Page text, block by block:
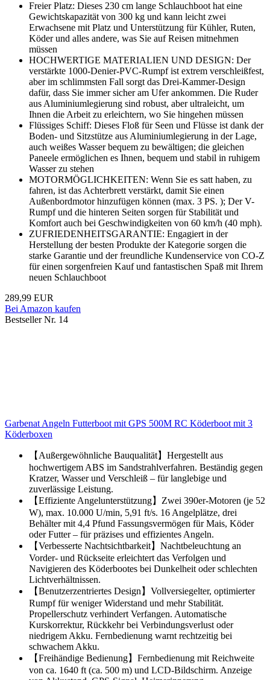
Freier Platz: Dieses 230 cm lange Schlauchboot hat eine
Gewichtskapazität von 300 kg und kann leicht zwei
Erwachsene mit Platz und Unterstützung für Kühler, Ruten,
Köder und alles andere, was Sie auf Reisen mitnehmen
müssen
HOCHWERTIGE MATERIALIEN UND DESIGN: Der
verstärkte 1000-Denier-PVC-Rumpf ist extrem verschleißfest,
aber im schlimmsten Fall sorgt das Drei-Kammer-Design
dafür, dass Sie immer sicher am Ufer ankommen. Die Ruder
aus Aluminiumlegierung sind robust, aber ultraleicht, um
Ihnen die Arbeit zu erleichtern, wo Sie hingehen müssen
Flüssiges Schiff: Dieses Floß für Seen und Flüsse ist dank der
Boden- und Sitzstütze aus Aluminiumlegierung in der Lage,
auch weißes Wasser bequem zu bewältigen; die gleichen
Paneele ermöglichen es Ihnen, bequem und stabil in ruhigem
Wasser zu stehen
MOTORMÖGLICHKEITEN: Wenn Sie es satt haben, zu
fahren, ist das Achterbrett verstärkt, damit Sie einen
Außenbordmotor hinzufügen können (max. 3 PS. ); Der V-
Rumpf und die hinteren Seiten sorgen für Stabilität und
Komfort auch bei Geschwindigkeiten von 60 km/h (40 mph).
ZUFRIEDENHEITSGARANTIE: Engagiert in der
Herstellung der besten Produkte der Kategorie sorgen die
starke Garantie und der freundliche Kundenservice von CO-Z
für einen sorgenfreien Kauf und fantastischen Spaß mit Ihrem
neuen Schlauchboot
289,99 EUR
Bei Amazon kaufen
Bestseller Nr. 14
Garbenat Angeln Futterboot mit GPS 500M RC Köderboot mit 3
Köderboxen
【Außergewöhnliche Bauqualität】Hergestellt aus
hochwertigem ABS im Sandstrahlverfahren. Beständig gegen
Kratzer, Wasser und Verschleiß – für langlebige und
zuverlässige Leistung.
【Effiziente Angelunterstützung】Zwei 390er-Motoren (je 52
W), max. 10.000 U/min, 5,91 ft/s. 16 Angelplätze, drei
Behälter mit 4,4 Pfund Fassungsvermögen für Mais, Köder
oder Futter – für präzises und effizientes Angeln.
【Verbesserte Nachtsichtbarkeit】Nachtbeleuchtung an
Vorder- und Rückseite erleichtert das Verfolgen und
Navigieren des Köderbootes bei Dunkelheit oder schlechten
Lichtverhältnissen.
【Benutzerzentriertes Design】Vollversiegelter, optimierter
Rumpf für weniger Widerstand und mehr Stabilität.
Propellerschutz verhindert Verfangen. Automatische
Kurskorrektur, Rückkehr bei Verbindungsverlust oder
niedrigem Akku. Fernbedienung warnt rechtzeitig bei
schwachem Akku.
【Freihändige Bedienung】Fernbedienung mit Reichweite
von ca. 1640 ft (ca. 500 m) und LCD-Bildschirm. Anzeige